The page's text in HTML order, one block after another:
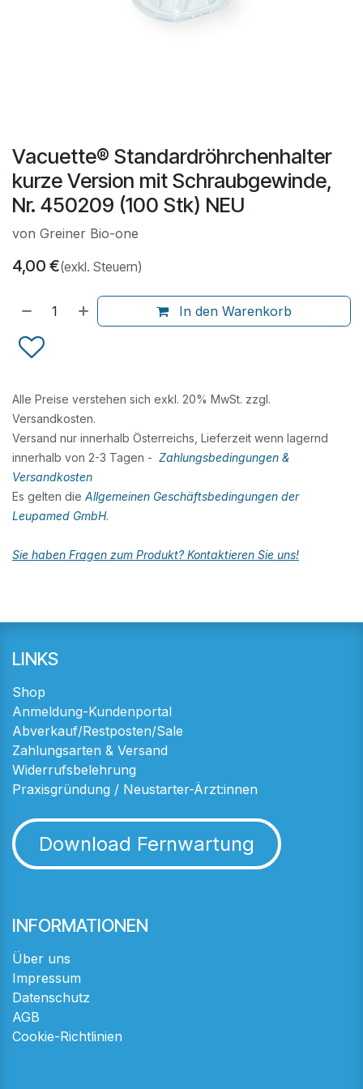
Vacuette® Standardröhrchenhalter
kurze Version mit Schraubgewinde,
Nr. 450209 (100 Stk) NEU
von Greiner Bio-one
4,00 €(exkl. Steuern)
In den Warenkorb
Alle Preise verstehen sich exkl. 20% MwSt. zzgl.
Versandkosten.
Versand nur innerhalb Österreichs, Lieferzeit wenn lagernd
innerhalb von 2-3 Tagen - Zahlungsbedingungen &
Versandkosten
Es gelten die Allgemeinen Geschäftsbedingungen der
Leupamed GmbH.
Sie haben Fragen zum Produkt? Kontaktieren Sie uns!
LINKS
Shop
Anmeldung-Kundenportal
Abverkauf/Restposten/Sale
Zahlungsarten & Versand
Widerrufsbelehrung
Praxisgründung / Neustarter-Ärzt:innen
Download Fernwartung
INFORMATIONEN
Über uns
Impressum
Datenschutz
AGB
Cookie-Richtlinien